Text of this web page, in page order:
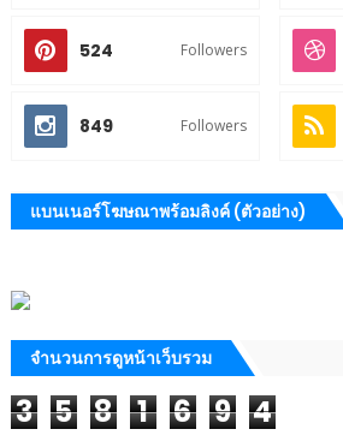
524 Followers
849 Followers
แบนเนอร์โฆษณาพร้อมลิงค์ (ตัวอย่าง)
จำนวนการดูหน้าเว็บรวม
3 5 8 1 6 9 4